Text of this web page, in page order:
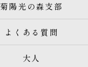
菊陽光の森支部
よくある質問
大人